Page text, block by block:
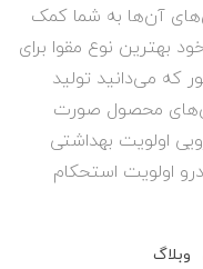
آن‌ها به شما کمک
بهترین نوع مقوا برای
که می‌دانید تولید
محصول صورت
اولویت بهداشتی
اولویت استحکام
وبلاگ